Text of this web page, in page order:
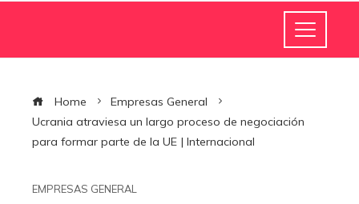
Home
Empresas General
Ucrania atraviesa un largo proceso de negociación
para formar parte de la UE | Internacional
EMPRESAS GENERAL